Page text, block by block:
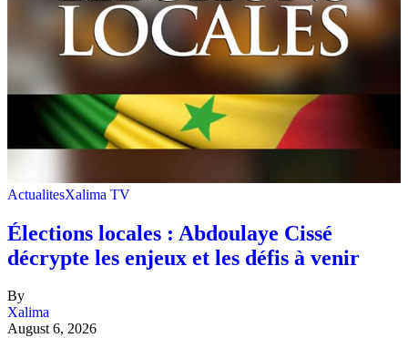
ActualitesXalima TV
Élections locales : Abdoulaye Cissé
décrypte les enjeux et les défis à venir
By
Xalima
August 6, 2026